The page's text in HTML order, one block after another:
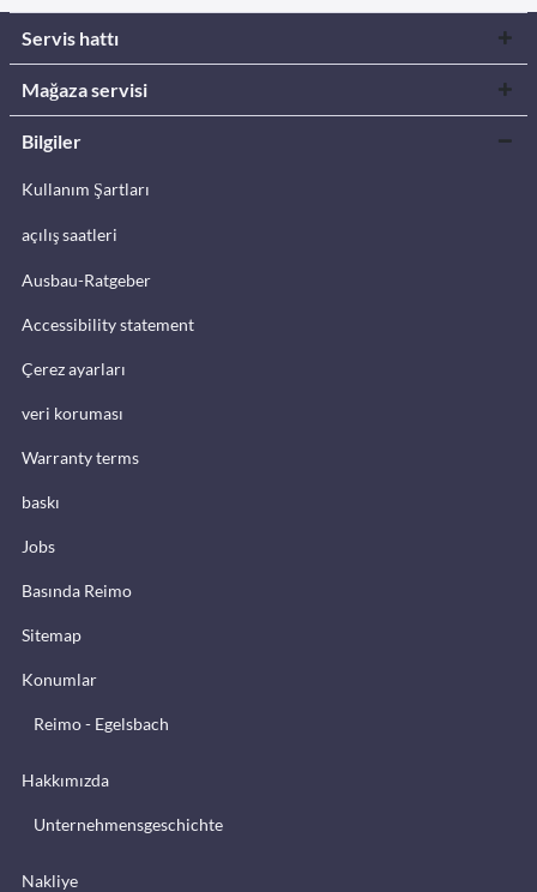
Servis hattı
Mağaza servisi
Bilgiler
Kullanım Şartları
açılış saatleri
Ausbau-Ratgeber
Accessibility statement
Çerez ayarları
veri koruması
Warranty terms
baskı
Jobs
Basında Reimo
Sitemap
Konumlar
Reimo - Egelsbach
Hakkımızda
Unternehmensgeschichte
Nakliye